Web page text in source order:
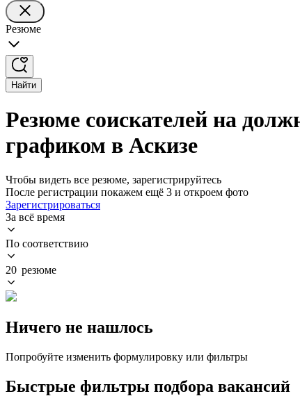
Резюме
Найти
Резюме соискателей на
графиком в Аскизе
Чтобы видеть все резюме, зарегистрируйтесь
После регистрации покажем ещё 3 и откроем фото
Зарегистрироваться
За всё время
По соответствию
20 резюме
Ничего не нашлось
Попробуйте изменить формулировку или фильтры
Быстрые фильтры подбора вакансий